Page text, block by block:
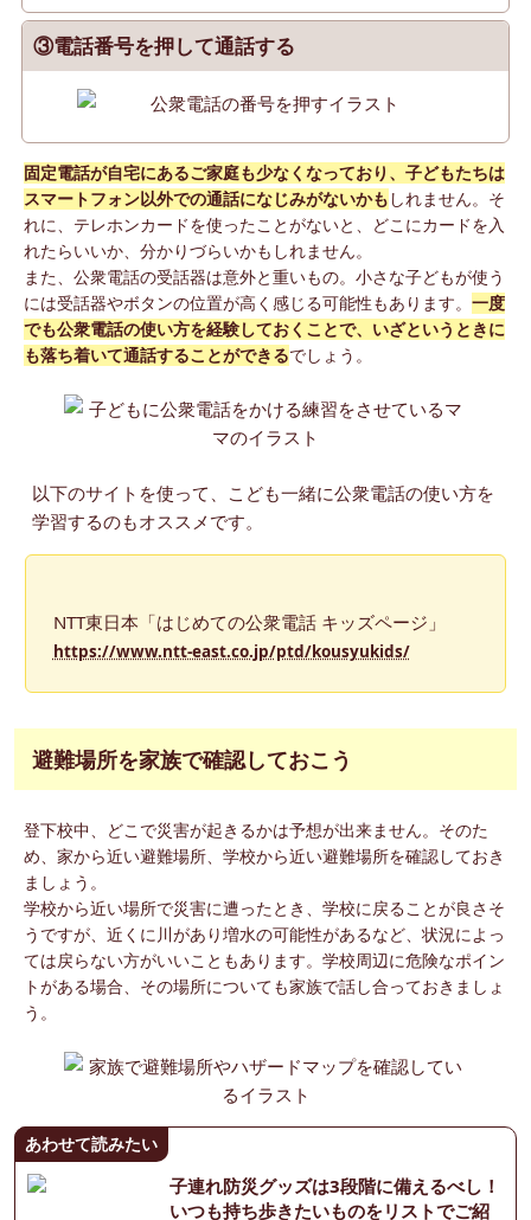
③電話番号を押して通話する
固定電話が自宅にあるご家庭も少なくなっており、子どもたちは
スマートフォン以外での通話になじみがないかも しれません。そ
れに、テレホンカードを使ったことがないと、どこにカードを入
れたらいいか、分かりづらいかもしれません。
また、公衆電話の受話器は意外と重いもの。小さな子どもが使う
には受話器やボタンの位置が高く感じる可能性もあります。 一度
でも公衆電話の使い方を経験しておくことで、いざというときに
も落ち着いて通話することができるでしょう。
以下のサイトを使って、こども一緒に公衆電話の使い方を
学習するのもオススメです。
NTT東日本「はじめての公衆電話 キッズページ」
https://www.ntt-east.co.jp/ptd/kousyukids/
避難場所を家族で確認しておこう
登下校中、どこで災害が起きるかは予想が出来ません。そのた
め、家から近い避難場所、学校から近い避難場所を確認しておき
ましょう。
学校から近い場所で災害に遭ったとき、学校に戻ることが良さそ
うですが、近くに川があり増水の可能性があるなど、状況によっ
ては戻らない方がいいこともあります。学校周辺に危険なポイン
トがある場合、その場所についても家族で話し合っておきましょ
う。
あわせて読みたい
子連れ防災グッズは3段階に備えるべし！
いつも持ち歩きたいものをリストでご紹